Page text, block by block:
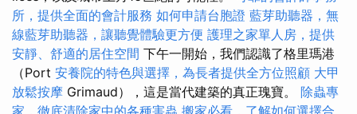
所，提供全面的會計服務 如何申請台胞證 藍芽助聽器，無
線藍芽助聽器，讓聽覺體驗更方便 護理之家單人房，提供
安靜、舒適的居住空間 下午一開始，我們認識了格里瑪港
（Port 安養院的特色與選擇，為長者提供全方位照顧 大甲
放鬆按摩 Grimaud），這是當代建築的真正瑰寶。 除蟲專
家，徹底清除家中的各種害蟲 搬家必看，了解如何選擇合